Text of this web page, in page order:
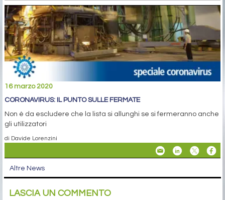
16 marzo 2020
CORONAVIRUS: IL PUNTO SULLE FERMATE
Non è da escludere che la lista si allunghi se si fermeranno anche
gli utilizzatori
di Davide Lorenzini
Altre News
LASCIA UN COMMENTO